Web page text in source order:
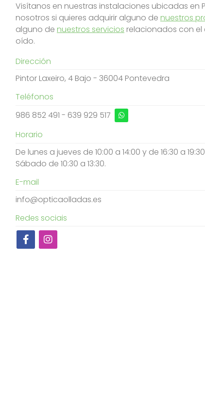
Visítanos en nuestras instalaciones ubicadas
nosotros si quieres adquirir alguno de nuestros
alguno de nuestros servicios relacionados con
oído.
Dirección
Pintor Laxeiro, 4 Bajo - 36004 Pontevedra
Teléfonos
986 852 491 - 639 929 517
Horario
De lunes a jueves de 10:00 a 14:00 y de 16:30 a
Sábado de 10:30 a 13:30.
E-mail
info@opticaolladas.es
Redes sociais